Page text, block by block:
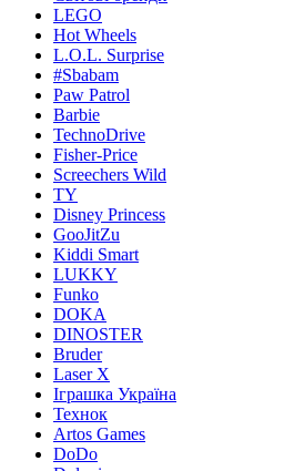
LEGO
Hot Wheels
L.O.L. Surprise
#Sbabam
Paw Patrol
Barbie
TechnoDrive
Fisher-Price
Screechers Wild
TY
Disney Princess
GooJitZu
Kiddi Smart
LUKKY
Funko
DOKA
DINOSTER
Bruder
Laser X
Іграшка Україна
Технок
Artos Games
DoDo